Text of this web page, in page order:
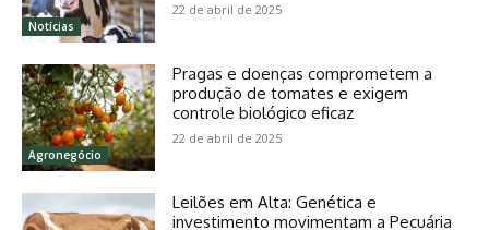
Notícias
22 de abril de 2025
Agronegócio
Pragas e doenças comprometem a
produção de tomates e exigem
controle biológico eficaz
22 de abril de 2025
Leilões em Alta: Genética e
investimento movimentam a Pecuária